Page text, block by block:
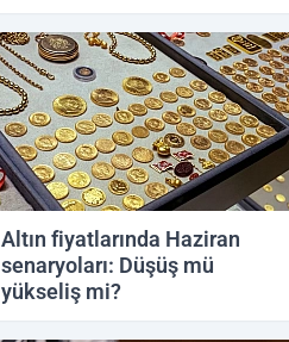
Altın fiyatlarında Haziran
senaryoları: Düşüş mü
yükseliş mi?